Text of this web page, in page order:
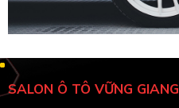
SALON Ô TÔ VỮNG GIANG